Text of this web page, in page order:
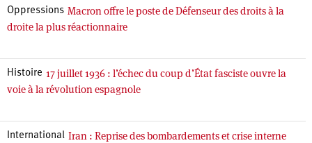
Oppressions Macron offre le poste de Défenseur des droits à la
droite la plus réactionnaire
Histoire 17 juillet 1936 : l’échec du coup d’État fasciste ouvre la
voie à la révolution espagnole
International Iran : Reprise des bombardements et crise interne